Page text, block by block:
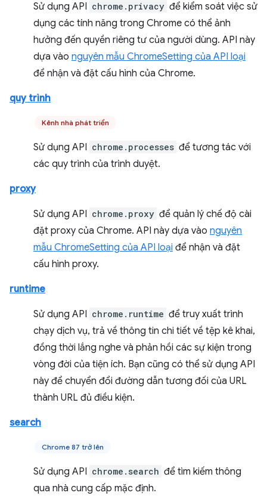
Sử dụng API chrome.privacy để kiểm soát việc sử
dụng các tính năng trong Chrome có thể ảnh
hưởng đến quyền riêng tư của người dùng. API này
dựa vào nguyên mẫu ChromeSetting của API loại
để nhận và đặt cấu hình của Chrome.
quy trình
Kênh nhà phát triển
Sử dụng API chrome.processes để tương tác với
các quy trình của trình duyệt.
proxy
Sử dụng API chrome.proxy để quản lý chế độ cài
đặt proxy của Chrome. API này dựa vào nguyên
mẫu ChromeSetting của API loại để nhận và đặt
cấu hình proxy.
runtime
Sử dụng API chrome.runtime để truy xuất trình
chạy dịch vụ, trả về thông tin chi tiết về tệp kê khai,
đồng thời lắng nghe và phản hồi các sự kiện trong
vòng đời của tiện ích. Bạn cũng có thể sử dụng API
này để chuyển đổi đường dẫn tương đối của URL
thành URL đủ điều kiện.
search
Chrome 87 trở lên
Sử dụng API chrome.search để tìm kiếm thông
qua nhà cung cấp mặc định.